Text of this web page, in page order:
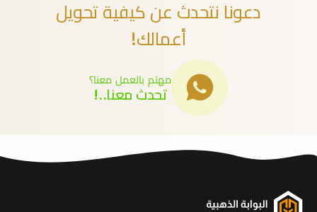
دعونا نتحدث عن كيفية تحويل
أعمالك!
مهتم بالعمل معنا؟
تحدث معنا..!